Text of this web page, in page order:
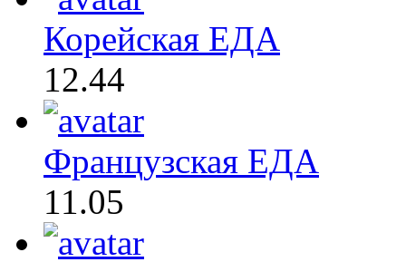
Корейская ЕДА
12.44
Французская ЕДА
11.05